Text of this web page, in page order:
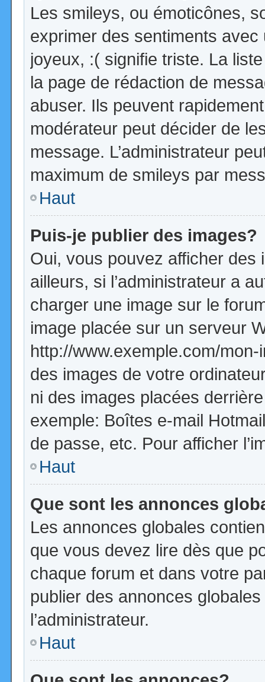
Les smileys, ou émoticônes,
exprimer des sentiments
joyeux, :( signifie triste. La
la page de rédaction de
abuser. Ils peuvent
modérateur peut décider de
message. L’administrateur
maximum de smileys par
Haut
Puis-je publier des images?
Oui, vous pouvez afficher
ailleurs, si l’administrateur a
charger une image sur le
image placée sur un serveur
http://www.exemple.com/
des images de votre
ni des images placées
exemple: Boîtes e-mail
de passe, etc. Pour afficher
Haut
Que sont les annonces
Les annonces globales
que vous devez lire dès que
chaque forum et dans votre
publier des annonces
l’administrateur.
Haut